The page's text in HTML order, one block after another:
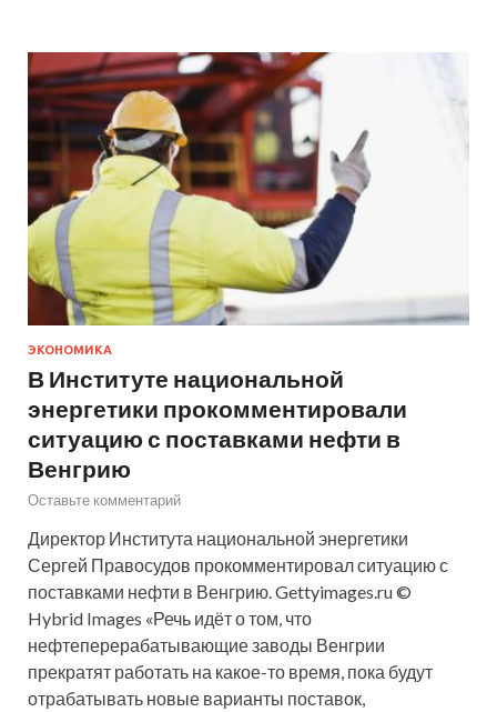
ЭКОНОМИКА
В Институте национальной
энергетики прокомментировали
ситуацию с поставками нефти в
Венгрию
Оставьте комментарий
Директор Института национальной энергетики
Сергей Правосудов прокомментировал ситуацию с
поставками нефти в Венгрию. Gettyimages.ru ©
Hybrid Images «Речь идёт о том, что
нефтеперерабатывающие заводы Венгрии
прекратят работать на какое-то время, пока будут
отрабатывать новые варианты поставок,